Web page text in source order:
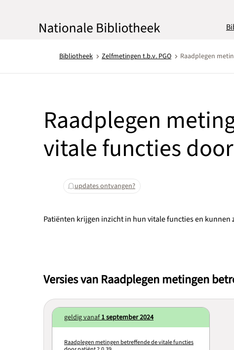
Bibliotheek Zelfmetingen t.b.v. PGO Raadplegen
Raadplegen
vitale functies
updates ontvangen?
Patiënten krijgen inzicht in hun vitale functies en kunnen
Versies van Raadplegen metingen
geldig vanaf1 september 2024
Raadplegen metingen betreffende de vitale functies